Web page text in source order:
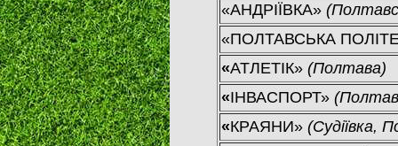
«АНДРІЇВКА»
«ПОЛТАВСЬКА
«АТЛЕТІК» (Полтава)
«ІНВАСПОРТ»
«КРАЯНИ» (Судіївка,